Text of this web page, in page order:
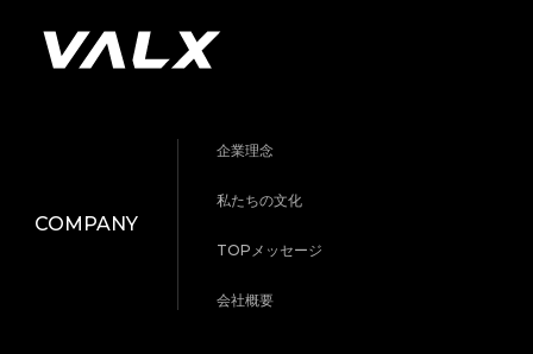
COMPANY
企業理念
私たちの文化
TOPメッセージ
会社概要